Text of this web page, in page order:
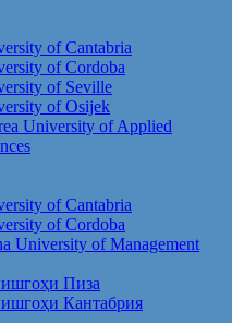
of Cantabria
of Cordoba
of Seville
of Osijek
University of Applied
of Cantabria
of Cordoba
University of Management
Пиза
Кантабрия